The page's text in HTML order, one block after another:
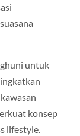
untuk
konsep
lifestyle.